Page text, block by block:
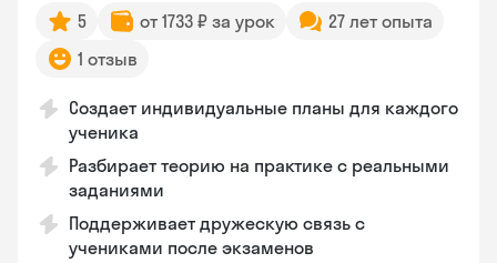
5 от 1733 ₽ за урок
27 лет опыта
1 отзыв
Создает индивидуальные планы для каждого
ученика
Разбирает теорию на практике с реальными
заданиями
Поддерживает дружескую связь с
учениками после экзаменов